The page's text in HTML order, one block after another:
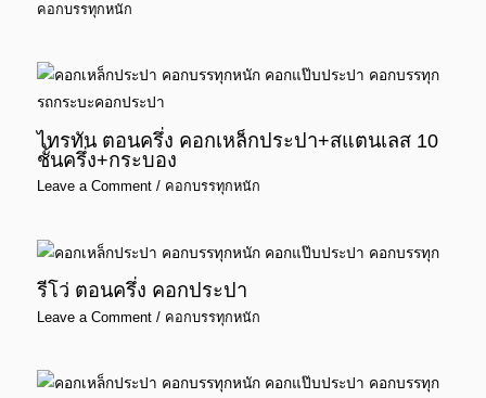
คอกบรรทุกหนัก
ไทรทัน ตอนครึ่ง คอกเหล็กประปา+สแตนเลส 10
ชั้นครึ่ง+กระบอง
Leave a Comment / คอกบรรทุกหนัก
รีโว่ ตอนครึ่ง คอกประปา
Leave a Comment / คอกบรรทุกหนัก